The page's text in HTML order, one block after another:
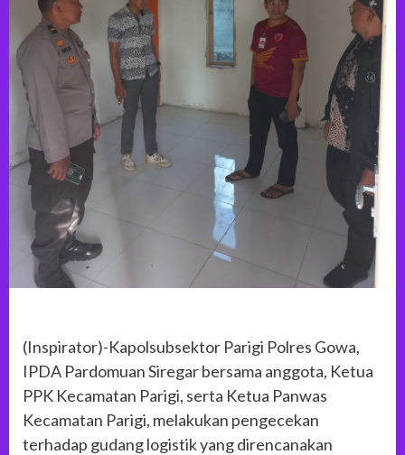
(Inspirator)-Kapolsubsektor Parigi Polres Gowa,
IPDA Pardomuan Siregar bersama anggota, Ketua
PPK Kecamatan Parigi, serta Ketua Panwas
Kecamatan Parigi, melakukan pengecekan
terhadap gudang logistik yang direncanakan